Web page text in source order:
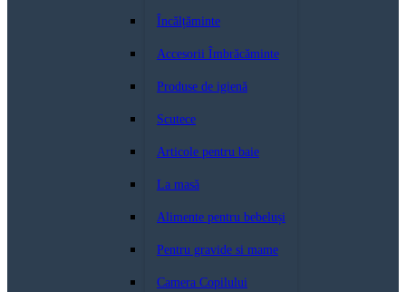
Încălțăminte
Accesorii Îmbrăcăminte
Produse de igienă
Scutece
Articole pentru baie
La masă
Alimente pentru bebeluși
Pentru gravide si mame
Camera Copilului